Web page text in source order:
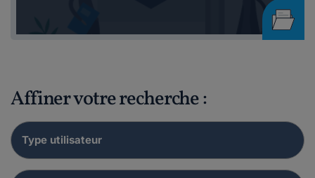
Affiner votre recherche :